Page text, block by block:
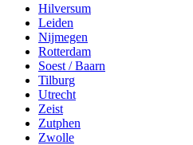
Hilversum
Leiden
Nijmegen
Rotterdam
Soest / Baarn
Tilburg
Utrecht
Zeist
Zutphen
Zwolle